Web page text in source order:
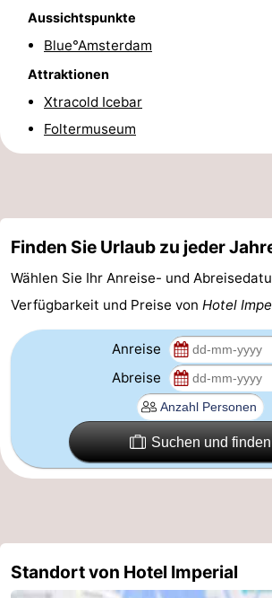
und
Einkäufen
Märkte
Homohauptstadt
Rotlichtviertel
der
Plätze
Zentrum
und
Parks
Stadtviertel
Umgebung
Aussichtspunkte
Blue°Amsterdam
Attraktionen
Xtracold Icebar
Foltermuseum
Finden Sie Urlaub zu jeder
Wählen Sie Ihr Anreise- und
Verfügbarkeit und Preise von Hotel
Anreise
Abreise
Suchen und finden
Standort von Hotel Imperial